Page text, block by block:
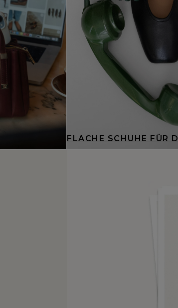
FLACHE SCHUHE FÜR